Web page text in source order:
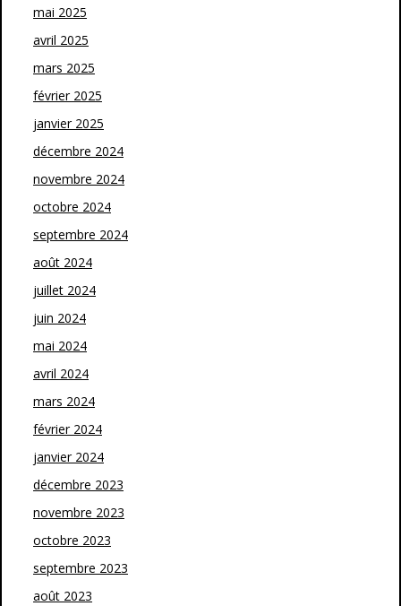
mai 2025
avril 2025
mars 2025
février 2025
janvier 2025
décembre 2024
novembre 2024
octobre 2024
septembre 2024
août 2024
juillet 2024
juin 2024
mai 2024
avril 2024
mars 2024
février 2024
janvier 2024
décembre 2023
novembre 2023
octobre 2023
septembre 2023
août 2023